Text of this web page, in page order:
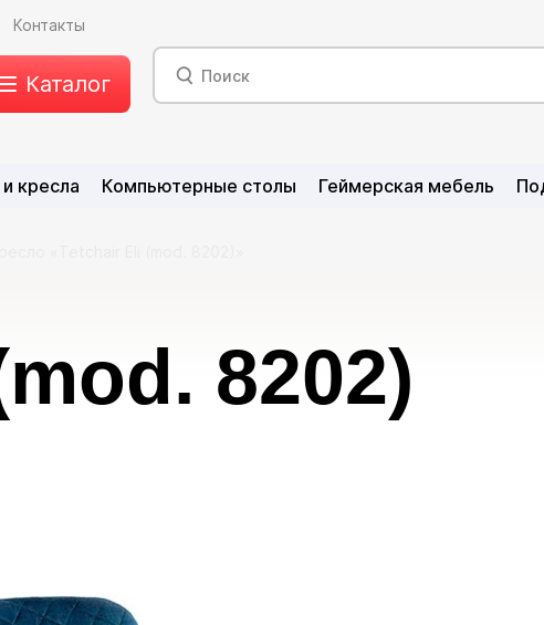
Контакты
Каталог
кресла Компьютерные столы Геймерская мебель
8202)